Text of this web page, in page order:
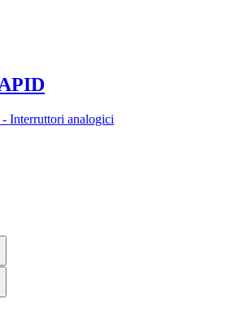
- Interruttori analogici